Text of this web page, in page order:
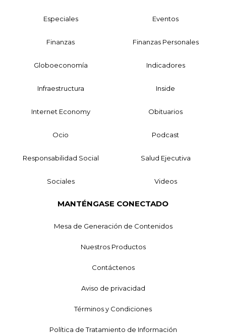
Especiales Eventos
Finanzas Finanzas Personales
Globoeconomía Indicadores
Infraestructura Inside
Internet Economy Obituarios
Ocio Podcast
Responsabilidad Social Salud Ejecutiva
Sociales Videos
MANTÉNGASE CONECTADO
Mesa de Generación de Contenidos
Nuestros Productos
Contáctenos
Aviso de privacidad
Términos y Condiciones
Política de Tratamiento de Información